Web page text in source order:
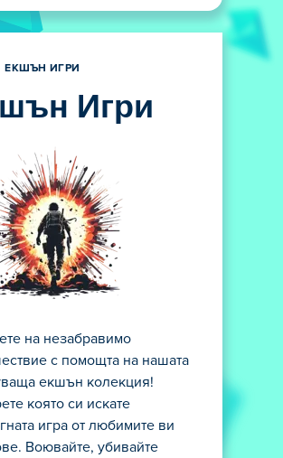
ЕКШЪН ИГРИ
Игри
на незабравимо
с помощта на нашата
екшън колекция!
която си искате
игра от любимите ви
Воювайте, убивайте